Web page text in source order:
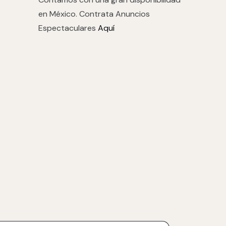
en México. Contrata Anuncios
EspectacularesAquí